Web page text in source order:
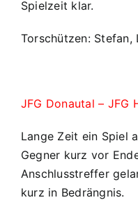
Spielzeit klar.
Torschützen: Stefan,
JFG Donautal – JFG
Lange Zeit ein Spiel
Gegner kurz vor
Anschlusstreffer
kurz in Bedrängnis.